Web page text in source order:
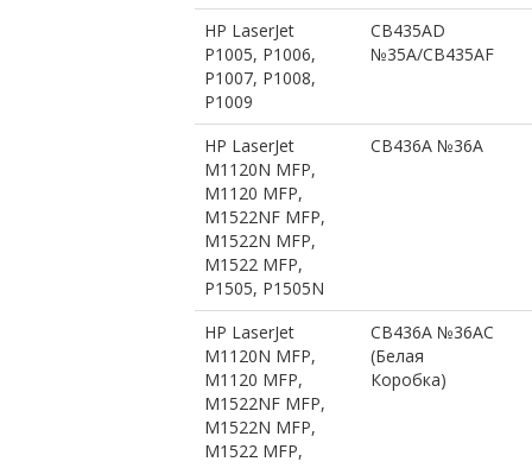
HP LaserJet
P1005, P1006,
P1007, P1008,
P1009
CB435AD
№35A/CB435AF
HP LaserJet
M1120N MFP,
M1120 MFP,
M1522NF MFP,
M1522N MFP,
M1522 MFP,
P1505, P1505N
CB436A №36A
HP LaserJet
M1120N MFP,
M1120 MFP,
M1522NF MFP,
M1522N MFP,
M1522 MFP,
CB436A №36AC
(Белая
Коробка)